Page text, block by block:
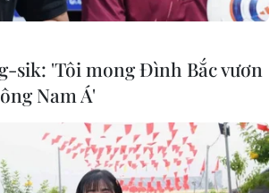
sik: 'Tôi mong Đình Bắc vươn
Nam Á'